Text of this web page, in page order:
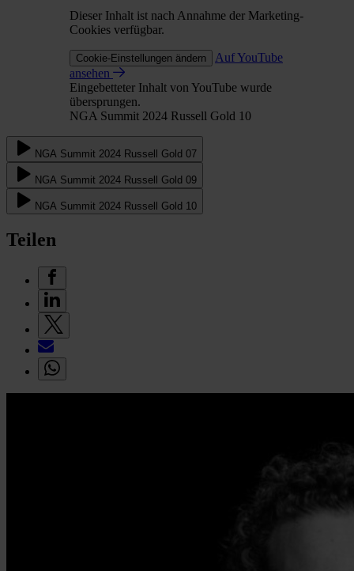
Dieser Inhalt ist nach Annahme der Marketing-
Cookies verfügbar.
Cookie-Einstellungen ändern
Auf YouTube
ansehen
Eingebetteter Inhalt von YouTube wurde
übersprungen.
NGA Summit 2024 Russell Gold 10
NGA Summit 2024 Russell Gold 07
NGA Summit 2024 Russell Gold 09
NGA Summit 2024 Russell Gold 10
Teilen